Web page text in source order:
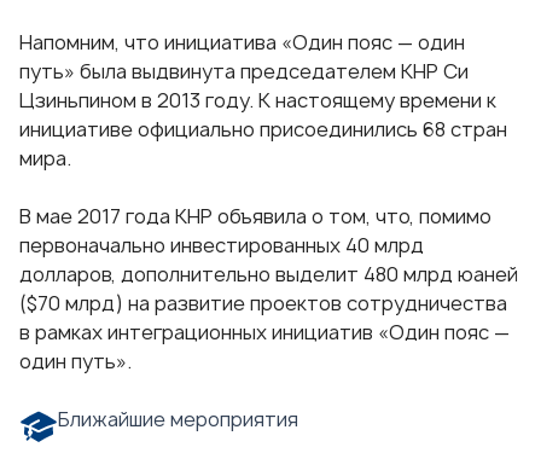
Напомним, что инициатива «Один пояс — один
путь» была выдвинута председателем КНР Си
Цзиньпином в 2013 году. К настоящему времени к
инициативе официально присоединились 68 стран
мира.
В мае 2017 года КНР объявила о том, что, помимо
первоначально инвестированных 40 млрд
долларов, дополнительно выделит 480 млрд юаней
($70 млрд) на развитие проектов сотрудничества
в рамках интеграционных инициатив «Один пояс —
один путь».
Ближайшие мероприятия